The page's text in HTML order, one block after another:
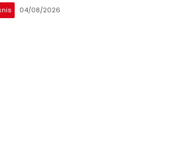
04/08/2026